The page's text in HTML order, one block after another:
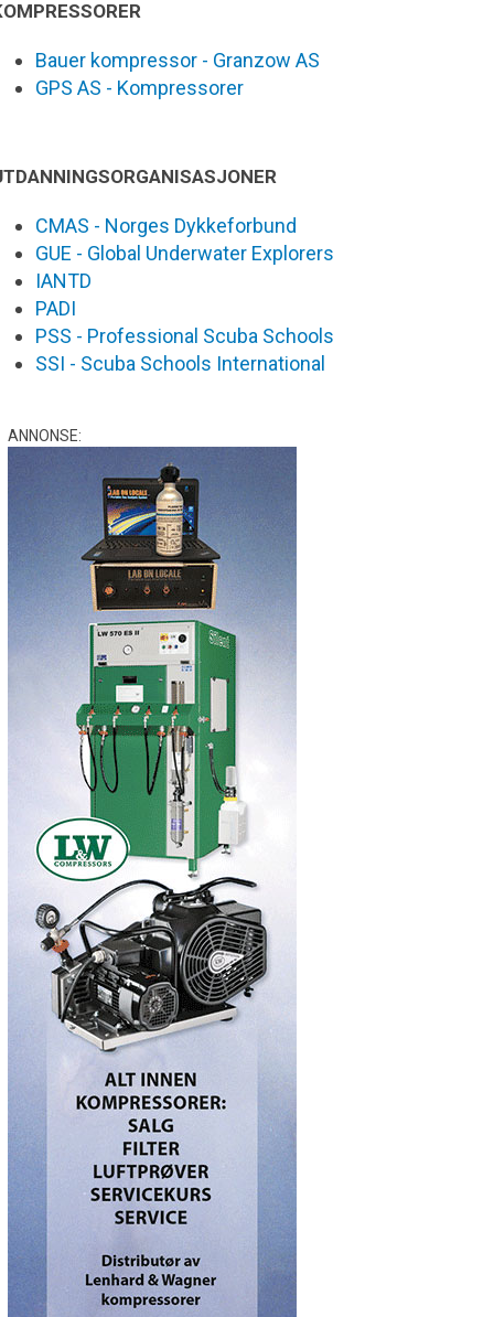
Bauer kompressor - Granzow AS
GPS AS - Kompressorer
CMAS - Norges Dykkeforbund
GUE - Global Underwater Explorers
IANTD
PADI
PSS - Professional Scuba Schools
SSI - Scuba Schools International
ANNONSE: